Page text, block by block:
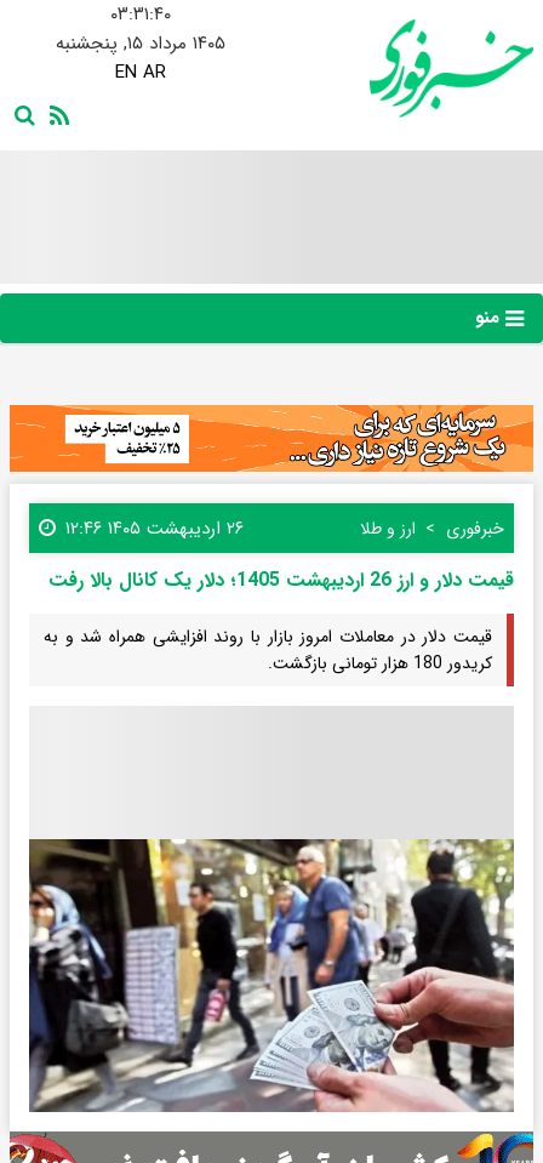
۰۳:۳۱:۴۱
۱۴۰۵ مرداد ۱۵, پنجشنبه
EN AR
منو
خبرفوری ارز و طلا ۲۶ اردیبهشت ۱۴۰۵ ۱۲:۴۶
قیمت دلار و ارز 26 اردیبهشت 1405؛ دلار یک کانال بالا رفت
قیمت دلار در معاملات امروز بازار با روند افزایشی همراه شد و به
کریدور 180 هزار تومانی بازگشت.